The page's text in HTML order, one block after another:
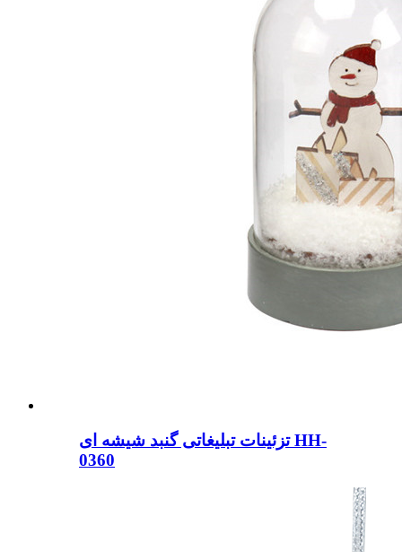
تزئینات تبلیغاتی گنبد شیشه ای HH-
0360